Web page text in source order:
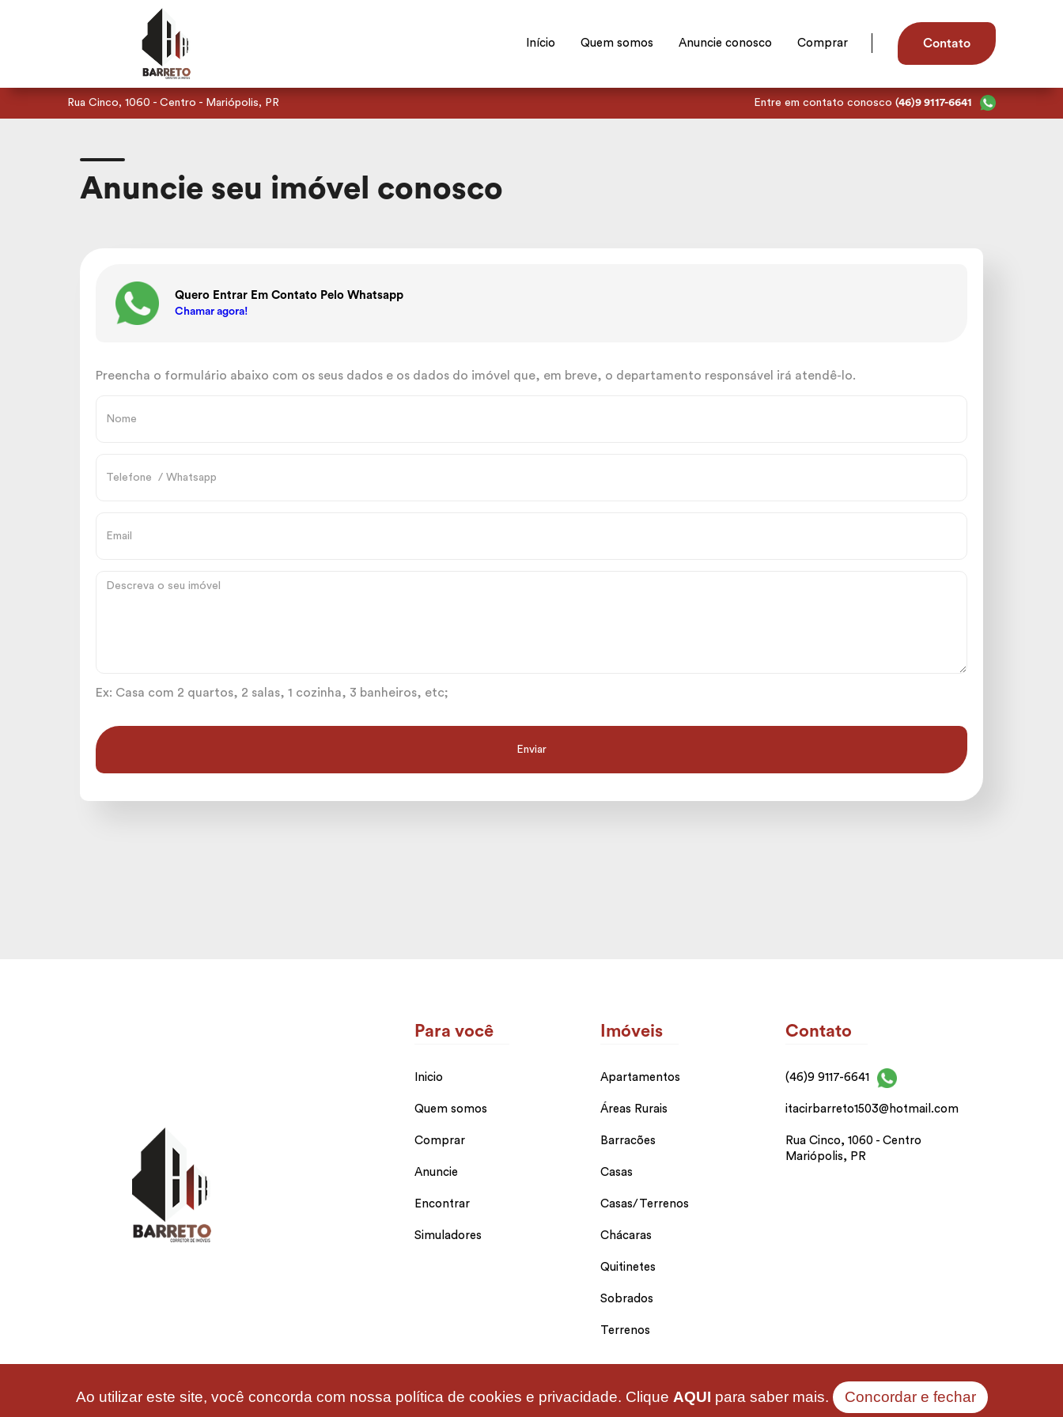
Ao utilizar este site, você concorda com nossa política de cookies e privacidade. Clique AQUI para saber mais. Concordar e fechar
Início Quem somos Anuncie conosco Comprar Contato
Rua Cinco, 1060 - Centro - Mariópolis, PR Entre em contato conosco (46)9 9117-6641
Anuncie seu imóvel conosco
Quero Entrar Em Contato Pelo Whatsapp
Chamar agora!
Preencha o formulário abaixo com os seus dados e os dados do imóvel que, em breve, o departamento responsável irá atendê-lo.
Ex: Casa com 2 quartos, 2 salas, 1 cozinha, 3 banheiros, etc;
Para você
Inicio
Quem somos
Comprar
Anuncie
Encontrar
Simuladores
Imóveis
Apartamentos
Áreas Rurais
Barracões
Casas
Casas/Terrenos
Chácaras
Quitinetes
Sobrados
Terrenos
Contato
(46)9 9117-6641
itacirbarreto1503@hotmail.com
Rua Cinco, 1060 - Centro
Mariópolis, PR
Barreto Corretor de Imóveis 2026 | CRECI: F22772 - CNAI 13834 | Desenvolvido por Imonov & Si9sistemas